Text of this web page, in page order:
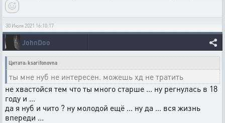
30 Июля 2021 16:10:17
JohnDoo
Цитата: ksarifonovna
ты мне нуб не интересен. можешь хд не тратить
не хвастойся тем что ты много старше ... ну регнулась в 18
году и ...
да я нуб и чито ? ну молодой ещё ... ну да ... вся жизнь
впереди ...